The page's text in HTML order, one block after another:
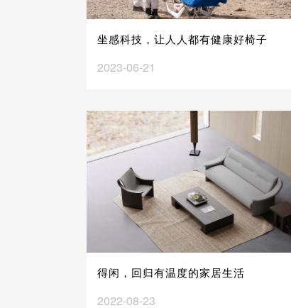
坐感科技，让人人都有健康好椅子
2023-06-21
得闲，回归有温度的家居生活
2022-08-23